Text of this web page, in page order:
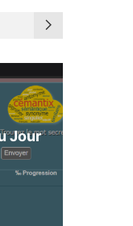
Jour